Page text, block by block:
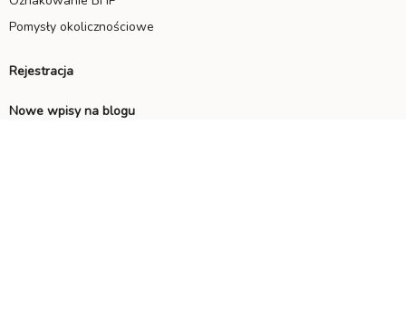
Pomysły okolicznościowe
Rejestracja
Nowe wpisy na blogu